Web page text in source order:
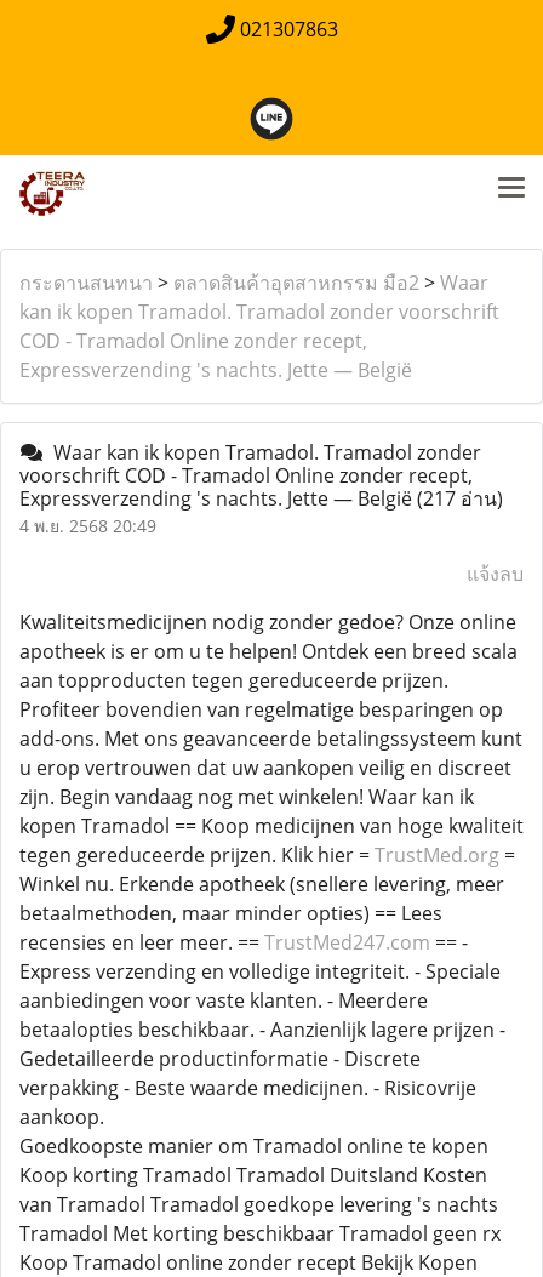
021307863
กระดานสนทนา > ตลาดสินค้าอุตสาหกรรม มือ2>Waar
kan ik kopen Tramadol. Tramadol zonder voorschrift
COD - Tramadol Online zonder recept,
Expressverzending 's nachts. Jette — België
Waar kan ik kopen Tramadol. Tramadol zonder
voorschrift COD - Tramadol Online zonder recept,
Expressverzending 's nachts. Jette — België(217 อ่าน)
4 พ.ย. 2568 20:49
แจ้งลบ
Kwaliteitsmedicijnen nodig zonder gedoe? Onze online
apotheek is er om u te helpen! Ontdek een breed scala
aan topproducten tegen gereduceerde prijzen.
Profiteer bovendien van regelmatige besparingen op
add-ons. Met ons geavanceerde betalingssysteem kunt
u erop vertrouwen dat uw aankopen veilig en discreet
zijn. Begin vandaag nog met winkelen! Waar kan ik
kopen Tramadol == Koop medicijnen van hoge kwaliteit
tegen gereduceerde prijzen. Klik hier =TrustMed.org =
Winkel nu. Erkende apotheek (snellere levering, meer
betaalmethoden, maar minder opties) == Lees
recensies en leer meer. ==TrustMed247.com == -
Express verzending en volledige integriteit. - Speciale
aanbiedingen voor vaste klanten. - Meerdere
betaalopties beschikbaar. - Aanzienlijk lagere prijzen -
Gedetailleerde productinformatie - Discrete
verpakking - Beste waarde medicijnen. - Risicovrije
aankoop.
Goedkoopste manier om Tramadol online te kopen
Koop korting Tramadol Tramadol Duitsland Kosten
van Tramadol Tramadol goedkope levering 's nachts
Tramadol Met korting beschikbaar Tramadol geen rx
Koop Tramadol online zonder recept Bekijk Kopen